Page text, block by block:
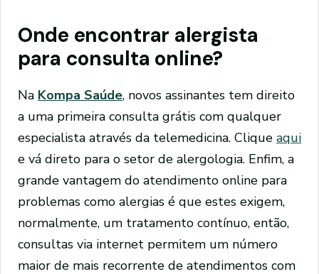
Onde encontrar alergista
para consulta online?
Na Kompa Saúde, novos assinantes tem direito
a uma primeira consulta grátis com qualquer
especialista através da telemedicina. Clique aqui
e vá direto para o setor de alergologia. Enfim, a
grande vantagem do atendimento online para
problemas como alergias é que estes exigem,
normalmente, um tratamento contínuo, então,
consultas via internet permitem um número
maior de mais recorrente de atendimentos com